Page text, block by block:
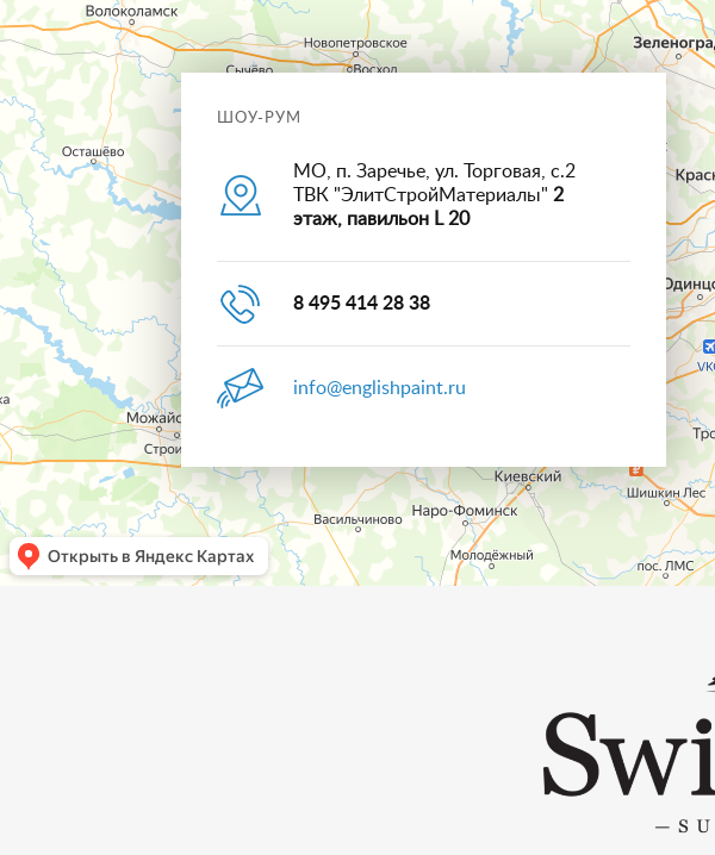
ШОУ-РУМ
МО, п. Заречье, ул. Торговая, с.2
ТВК "ЭлитСтройМатериалы" 2
этаж, павильон L 20
8 495 414 28 38
info@englishpaint.ru